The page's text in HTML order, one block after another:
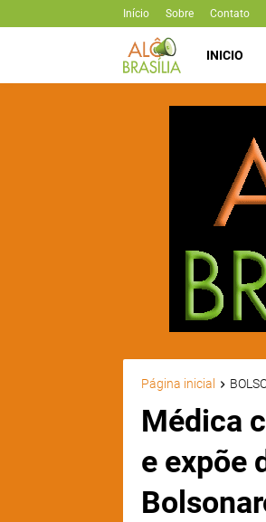
Início Sobre Contato
INICIO
Página inicial
Médica
e expõe